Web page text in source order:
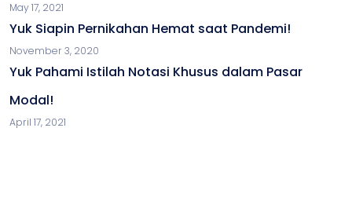
May 17, 2021
Yuk Siapin Pernikahan Hemat saat Pandemi!
November 3, 2020
Yuk Pahami Istilah Notasi Khusus dalam Pasar
Modal!
April 17, 2021